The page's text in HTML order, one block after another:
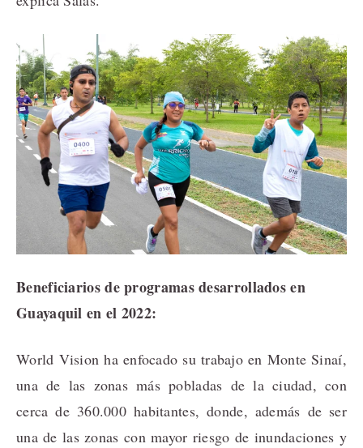
Beneficiarios de programas desarrollados en
Guayaquil en el 2022:
World Vision ha enfocado su trabajo en Monte Sinaí,
una de las zonas más pobladas de la ciudad, con
cerca de 360.000 habitantes, donde, además de ser
una de las zonas con mayor riesgo de inundaciones y